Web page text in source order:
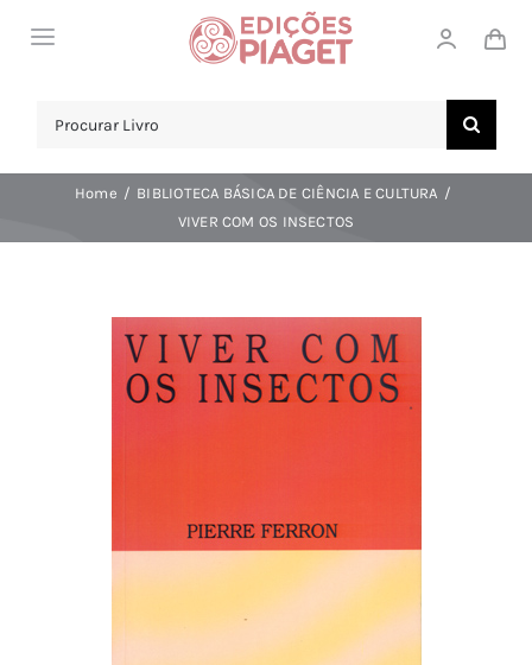
Toggle
COMPRAR!
Search
Home
BIBLIOTECA BÁSICA DE CIÊNCIA E CULTURA
VIVER COM OS INSECTOS